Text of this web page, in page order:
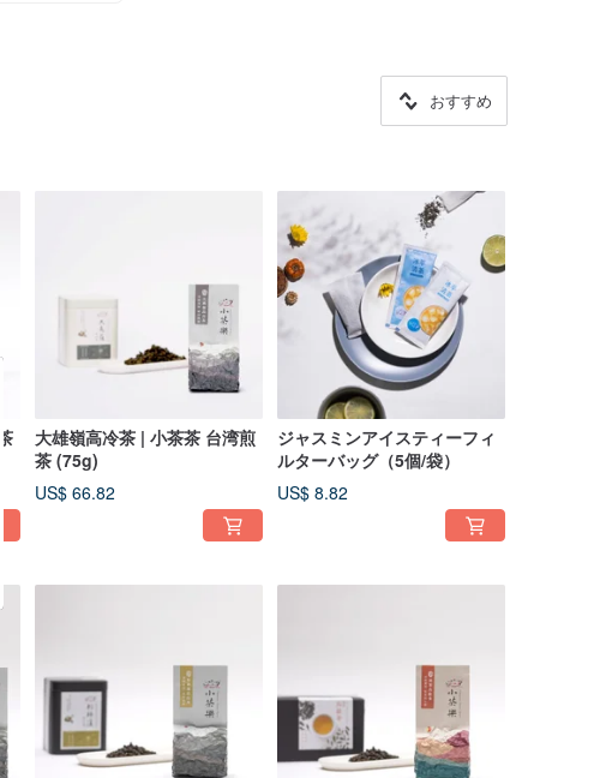
おすすめ
大雄嶺高冷茶 | 小茶茶 台湾煎
茶 (75g)
US$ 66.82
ジャスミンアイスティーフィ
ルターバッグ（5個/袋）
US$ 8.82